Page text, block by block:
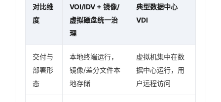
对比维
度
VOI/IDV + 镜像/
虚拟磁盘统一治
理
典型数据中心
VDI
交付与
部署形
态
本地终端运行，
镜像/差分文件本
地存储
虚拟机集中在数
据中心运行，用
户远程访问